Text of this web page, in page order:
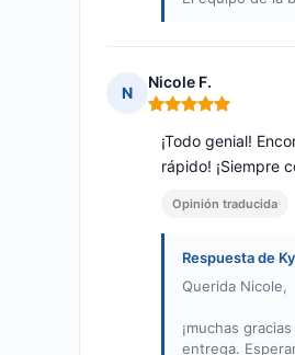
N
Nicole F.
Nota: 5 de 5
¡Todo genial!
rápido! ¡Siempre
Opinión traducida
Respuesta de
Querida Nicole,
¡muchas
entrega.